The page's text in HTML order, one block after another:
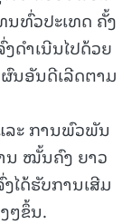
ນທົ່ວປະເທດ ຄັ້ງ
ດຳເນີນໄປດ້ວຍ
ນອັນດີເລີດຕາມ
ະ ການພົວພັນ
ນ ໝັ້ນຄົງ ຍາວ
ໄດ້ຮັບການເສີມ
ໆຂຶ້ນ.